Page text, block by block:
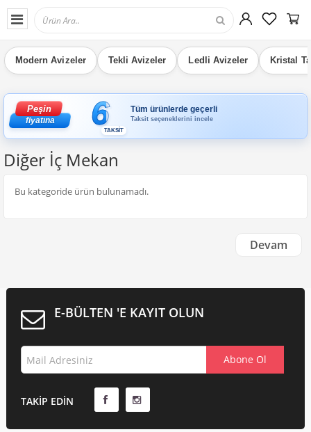
Modern Avizeler Tekli Avizeler Ledli Avizeler Kristal
Peşin
fiyatına 6TAKSİT
Tüm ürünlerde geçerli
Taksit seçeneklerini incele
Diğer İç Mekan
Bu kategoride ürün bulunamadı.
Devam
E-BÜLTEN 'E KAYIT OLUN
TAKIP EDIN